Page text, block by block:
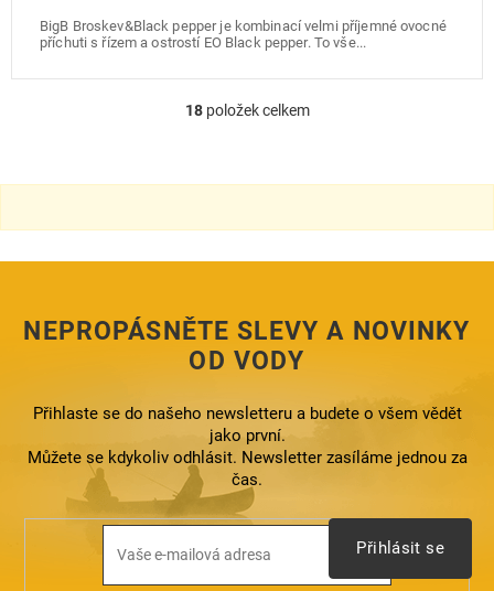
BigB Broskev&Black pepper je kombinací velmi příjemné ovocné
příchuti s řízem a ostrostí EO Black pepper. To vše...
O
á
a
í
v
k
y
ý
p
i
s
u
18položek celkem
NEPROPÁSNĚTE SLEVY A NOVINKY
OD VODY
Přihlaste se do našeho newsletteru a budete o všem vědět
jako první.
Můžete se kdykoliv odhlásit. Newsletter zasíláme jednou za
čas.
Přihlásit se